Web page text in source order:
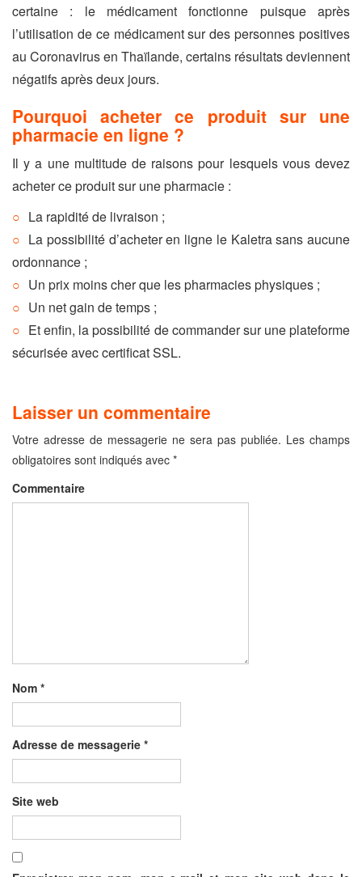
certaine : le médicament fonctionne puisque après
l’utilisation de ce médicament sur des personnes positives
au Coronavirus en Thaïlande, certains résultats deviennent
négatifs après deux jours.
Pourquoi acheter ce produit sur une
pharmacie en ligne ?
Il y a une multitude de raisons pour lesquels vous devez
acheter ce produit sur une pharmacie :
La rapidité de livraison ;
La possibilité d’acheter en ligne le Kaletra sans aucune
ordonnance ;
Un prix moins cher que les pharmacies physiques ;
Un net gain de temps ;
Et enfin, la possibilité de commander sur une plateforme
sécurisée avec certificat SSL.
Laisser un commentaire
Votre adresse de messagerie ne sera pas publiée. Les champs
obligatoires sont indiqués avec *
Commentaire
Nom *
Adresse de messagerie *
Site web